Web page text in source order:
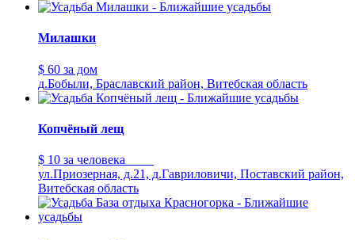
Милашки
$ 60 за дом
д.Бобыли, Браславский район, Витебская область
Копчёный лещ
$ 10 за человека
ул.Приозерная, д.21, д.Гавриловичи, Поставский район,
Витебская область